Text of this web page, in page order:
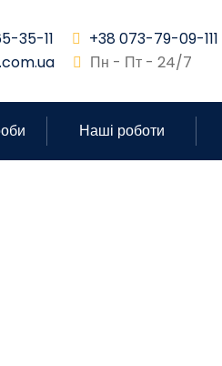
35-11
+38 073-79-09-111
Пн - Пт - 24/7
Наші роботи